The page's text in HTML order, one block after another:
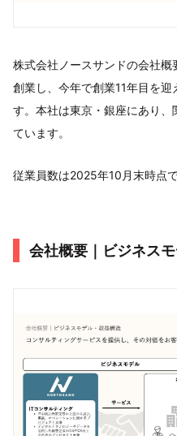
株式会社ノースサンドの会社
創業し、今年で創業11年目を
す。本社は東京・銀座にあり
ています。
従業員数は2025年10月末時点
会社概要｜ビジネス